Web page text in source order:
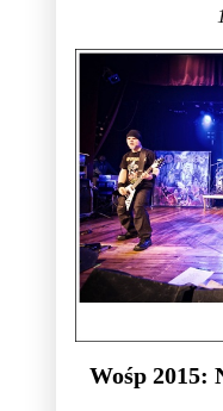
Wośp 2015: